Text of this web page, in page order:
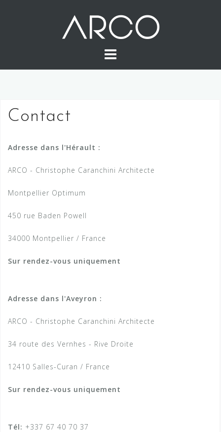
Contact
Adresse dans l'Hérault :
ARCO - Christophe Caranchini Architecte
Montpellier Optimum
450 rue Baden Powell
34000 Montpellier / France
Sur rendez-vous uniquement
Adresse dans l'Aveyron :
ARCO - Christophe Caranchini Architecte
34 route des Vernhes - Rive Droite
12410 Salles-Curan / France
Sur rendez-vous uniquement
Tél: +337 67 40 70 37